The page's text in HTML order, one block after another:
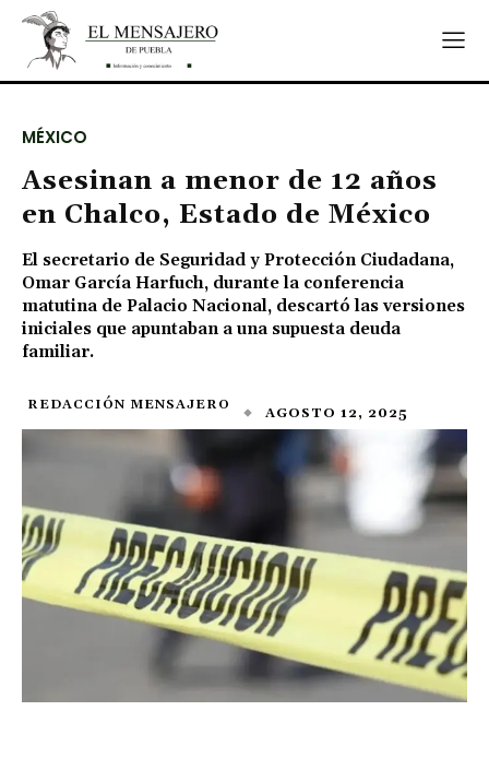
MÉXICO
Asesinan a menor de 12 años
en Chalco, Estado de México
El secretario de Seguridad y Protección Ciudadana,
Omar García Harfuch, durante la conferencia
matutina de Palacio Nacional, descartó las versiones
iniciales que apuntaban a una supuesta deuda
familiar.
REDACCIÓN MENSAJERO AGOSTO 12, 2025